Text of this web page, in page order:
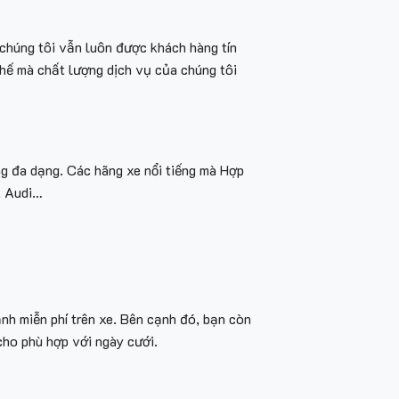
tôi vẫn luôn được khách hàng tín
mà chất lượng dịch vụ của chúng tôi
dạng. Các hãng xe nổi tiếng mà Hợp
Audi…
miễn phí trên xe. Bên cạnh đó, bạn còn
phù hợp với ngày cưới.